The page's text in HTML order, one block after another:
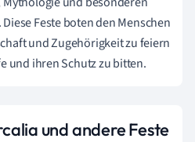
Feste boten den Menschen
und Zugehörigkeit zu feiern
und ihren Schutz zu bitten.
und andere Feste